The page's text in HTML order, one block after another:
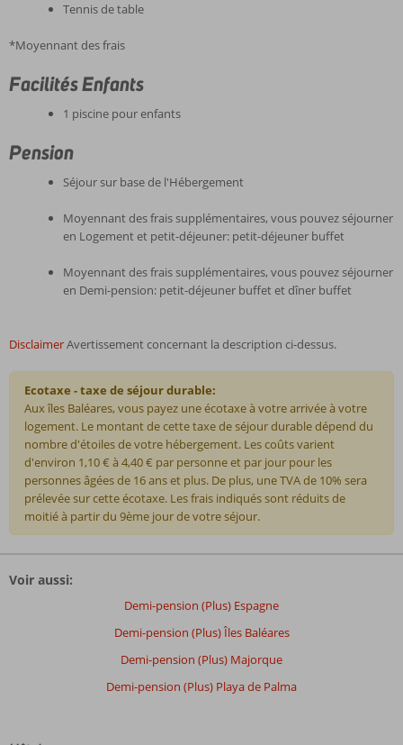
Tennis de table
*Moyennant des frais
Facilités Enfants
1 piscine pour enfants
Pension
Séjour sur base de l'Hébergement
Moyennant des frais supplémentaires, vous pouvez séjourner
en Logement et petit-déjeuner: petit-déjeuner buffet
Moyennant des frais supplémentaires, vous pouvez séjourner
en Demi-pension: petit-déjeuner buffet et dîner buffet
DisclaimerAvertissement concernant la description ci-dessus.
Ecotaxe - taxe de séjour durable:
Aux îles Baléares, vous payez une écotaxe à votre arrivée à votre
logement. Le montant de cette taxe de séjour durable dépend du
nombre d'étoiles de votre hébergement. Les coûts varient
d'environ 1,10 € à 4,40 € par personne et par jour pour les
personnes âgées de 16 ans et plus. De plus, une TVA de 10% sera
prélevée sur cette écotaxe. Les frais indiqués sont réduits de
moitié à partir du 9ème jour de votre séjour.
sont
Voir aussi:
Demi-pension (Plus) Espagne
Demi-pension (Plus) Îles Baléares
Demi-pension (Plus) Majorque
Demi-pension (Plus) Playa de Palma